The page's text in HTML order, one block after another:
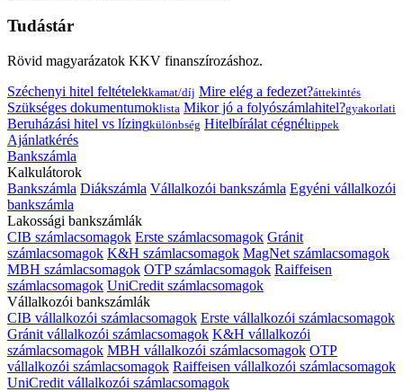
Tudástár
Rövid magyarázatok KKV finanszírozáshoz.
Széchenyi hitel feltételekkamat/díj Mire elég a fedezet?áttekintés
Szükséges dokumentumoklista Mikor jó a folyószámlahitel?gyakorlati
Beruházási hitel vs lízingkülönbség Hitelbírálat cégnéltippek
Ajánlatkérés
Bankszámla
Kalkulátorok
Bankszámla Diákszámla Vállalkozói bankszámla Egyéni vállalkozói
bankszámla
Lakossági bankszámlák
CIB számlacsomagok Erste számlacsomagok Gránit
számlacsomagok K&H számlacsomagok MagNet számlacsomagok
MBH számlacsomagok OTP számlacsomagok Raiffeisen
számlacsomagok UniCredit számlacsomagok
Vállalkozói bankszámlák
CIB vállalkozói számlacsomagok Erste vállalkozói számlacsomagok
Gránit vállalkozói számlacsomagok K&H vállalkozói
számlacsomagok MBH vállalkozói számlacsomagok OTP
vállalkozói számlacsomagok Raiffeisen vállalkozói számlacsomagok
UniCredit vállalkozói számlacsomagok